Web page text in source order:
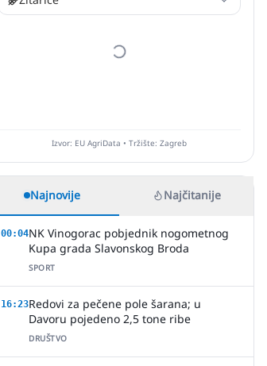
Izvor: EU AgriData • Tržište: Zagreb
Najnovije Najčitanije
00:04NK Vinogorac pobjednik nogometnog
Kupa grada Slavonskog Broda
SPORT
16:23Redovi za pečene pole šarana; u
Davoru pojedeno 2,5 tone ribe
DRUŠTVO